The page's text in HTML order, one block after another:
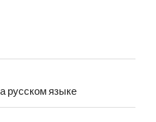
русском языке